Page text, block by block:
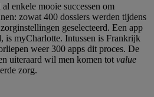
enkele mooie successen om
zowat 400 dossiers werden tijdens
geselecteerd. Een app
is myCharlotte. Intussen is Frankrijk
weer 300 apps dit proces. De
uiteraard wil men komen tot value
zorg.